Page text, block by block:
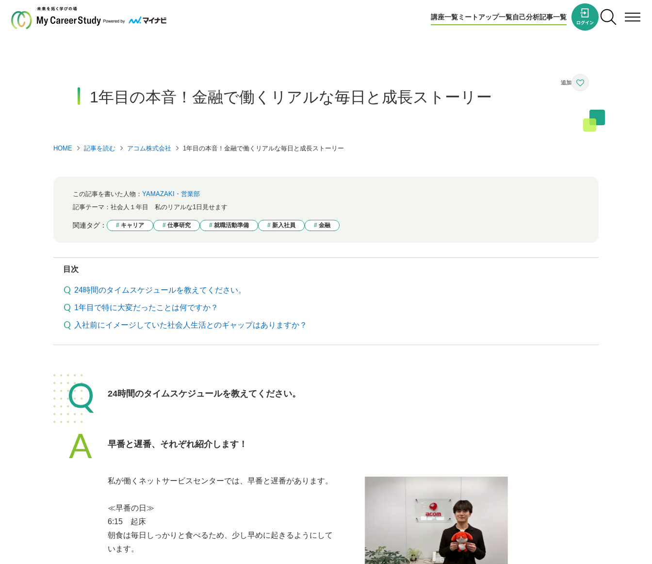
講座一覧ミートアップ一覧自己分析記事一覧
1年目の本音！金融で働くリアルな毎日と成長ストーリー
HOME 記事を読む アコム株式会社 1年目の本音！金融で働くリアルな毎日と成長ストーリー
この記事を書いた人物： YAMAZAKI・営業部
記事テーマ： 社会人１年目 私のリアルな1日見せます
関連タグ： キャリア 仕事研究 就職活動準備 新入社員 金融
目次
24時間のタイムスケジュールを教えてください。
1年目で特に大変だったことは何ですか？
入社前にイメージしていた社会人生活とのギャップはありますか？
Q 24時間のタイムスケジュールを教えてください。
A 早番と遅番、それぞれ紹介します！
私が働くネットサービスセンターでは、早番と遅番があります。
≪早番の日≫
6:15 起床
朝食は毎日しっかりと食べるため、少し早めに起きるようにして
います。